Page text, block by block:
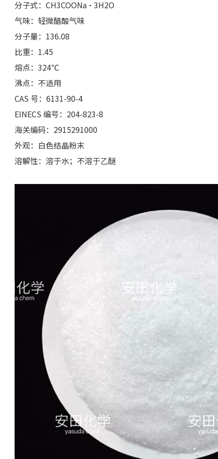
分子式：CH3COONa·3H2O
气味：轻微醋酸气味
分子量：136.08
比重：1.45
熔点：324℃
沸点：不适用
CAS 号：6131-90-4
EINECS 编号：204-823-8
海关编码：2915291000
外观：白色结晶粉末
溶解性：溶于水；不溶于乙醚